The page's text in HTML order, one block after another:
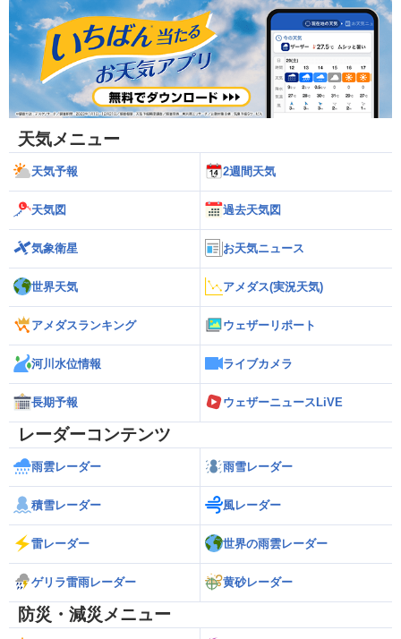
天気メニュー
天気予報 2週間天気
天気図 過去天気図
気象衛星 お天気ニュース
世界天気 アメダス(実況天気)
アメダスランキング ウェザーリポート
河川水位情報 ライブカメラ
長期予報 ウェザーニュースLiVE
レーダーコンテンツ
雨雲レーダー 雨雪レーダー
積雪レーダー 風レーダー
雷レーダー 世界の雨雲レーダー
ゲリラ雷雨レーダー 黄砂レーダー
防災・減災メニュー